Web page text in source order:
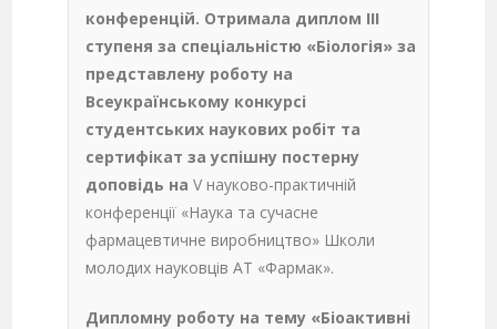
конференцій. Отримала диплом ІІІ
ступеня за спеціальністю «Біологія» за
представлену роботу на
Всеукраїнському конкурсі
студентських наукових робіт та
сертифікат за успішну постерну
доповідь наV науково-практичній
конференції «Наука та сучасне
фармацевтичне виробництво» Школи
молодих науковців АТ «Фармак».
Дипломну роботу на тему «Біоактивні